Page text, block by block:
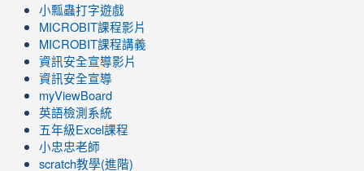
小瓢蟲打字遊戲
link
to
https://www.youtube.com/channel/UC8LghzcV5-
ZBGmXwlbUndNA/videos?
view=0&sort=dd&shelf_id=0
MICROBIT課程影片
link
to
https://www.youtube.com/channel/UC8LghzcV5-
ZBGmXwlbUndNA/videos?
view=0&sort=dd&shelf_id=0
MICROBIT課程講義
資訊安全宣導影片
資訊安全宣導
myViewBoard
英語檢測系統
五年級Excel課程
小忠忠老師
scratch教學(進階)